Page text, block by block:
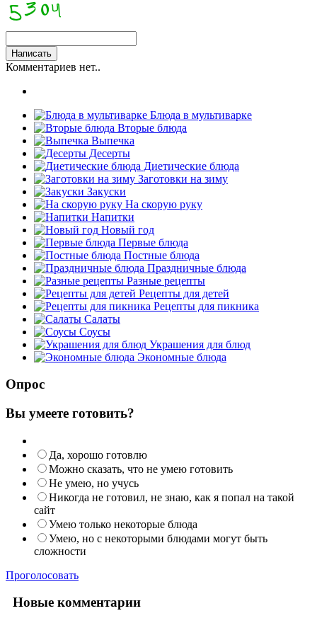
Комментариев нет..
Блюда в мультиварке
Вторые блюда
Выпечка
Десерты
Диетические блюда
Заготовки на зиму
Закуски
На скорую руку
Напитки
Новый год
Первые блюда
Постные блюда
Праздничные блюда
Разные рецепты
Рецепты для детей
Рецепты для пикника
Салаты
Соусы
Украшения для блюд
Экономные блюда
Опрос
Вы умеете готовить?
Да, хорошо готовлю
Можно сказать, что не умею готовить
Не умею, но учусь
Никогда не готовил, не знаю, как я попал на такой
сайт
Умею только некоторые блюда
Умею, но с некоторыми блюдами могут быть
сложности
Проголосовать
Новые комментарии